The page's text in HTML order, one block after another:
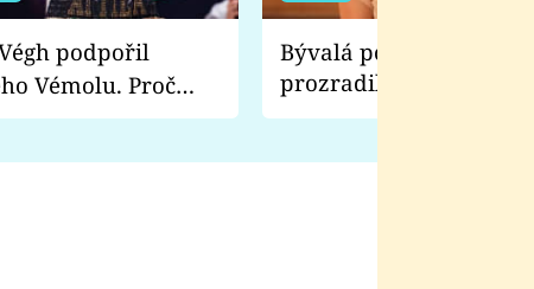
Vémolu. Proč
zápasit s ním než
Bývalá pornoherečka
prozradila, co ji
natáčení Euforie.